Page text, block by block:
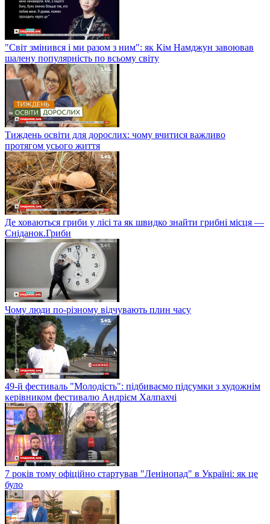
"Світ змінився і ми разом з ним": як Кім Намджун завоював
шалену популярність по всьому світу
Тиждень освіти для дорослих: чому вчитися важливо
протягом усього життя
Де ховаються гриби у лісі та як швидко знайти грибні місця —
Сніданок.Гриби
Чому люди по-різному відчувають плин часу
49-й фестиваль "Молодість": підбиваємо підсумки з художнім
керівником фестивалю Андрієм Халпахчі
7 років тому офіційно стартував "Ленінопад" в Україні: як це
було